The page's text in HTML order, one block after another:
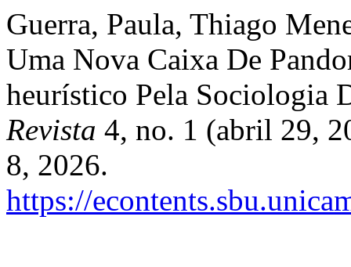
Guerra, Paula, Thiago
Uma Nova Caixa De
heurístico Pela Sociologia
Revista 4, no. 1 (abril 29,
8, 2026.
https://